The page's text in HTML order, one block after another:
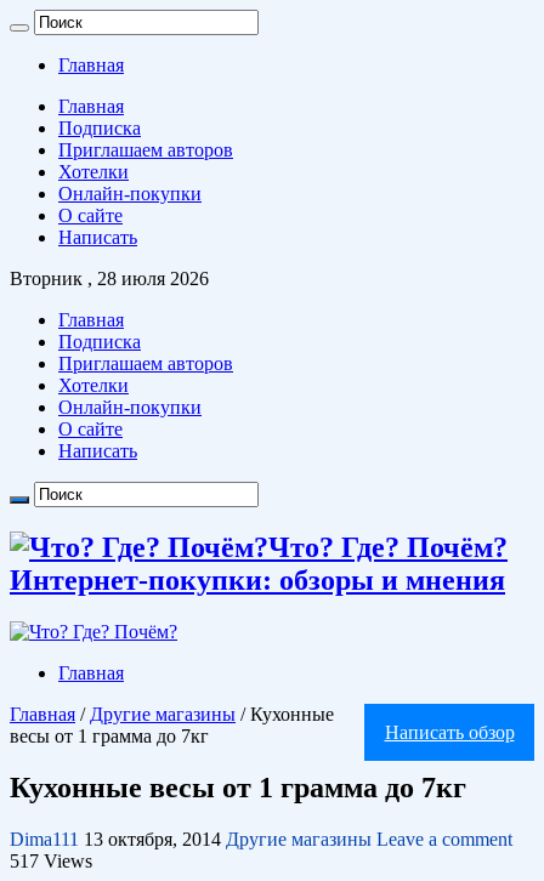
Главная
Главная
Подписка
Приглашаем авторов
Хотелки
Онлайн-покупки
О сайте
Написать
Вторник , 28 июля 2026
Главная
Подписка
Приглашаем авторов
Хотелки
Онлайн-покупки
О сайте
Написать
Что? Где? Почём?
Интернет-покупки: обзоры и мнения
Главная
Написать обзор
Главная / Другие магазины / Кухонные
весы от 1 грамма до 7кг
Кухонные весы от 1 грамма до 7кг
Dima111 13 октября, 2014 Другие магазины Leave a comment
517 Views